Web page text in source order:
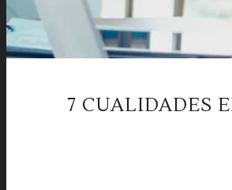
7 CUALIDADES